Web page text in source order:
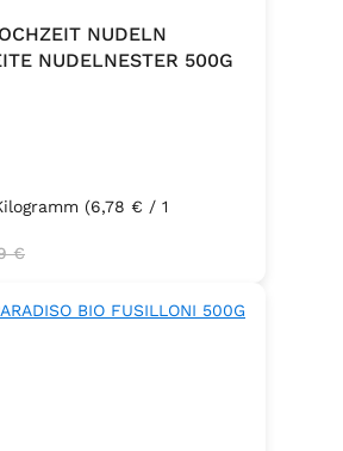
NUDELN
NUDELNESTER 500G
(6,78 € / 1
Preis:
€